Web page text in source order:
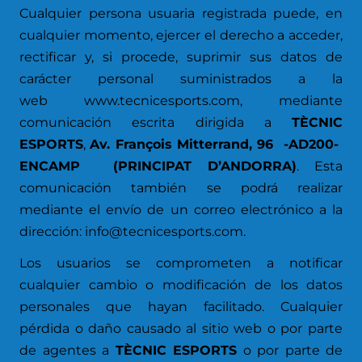
Cualquier persona usuaria registrada puede, en
cualquier momento, ejercer el derecho a acceder,
rectificar y, si procede, suprimir sus datos de
carácter personal suministrados a la
web www.tecnicesports.com, mediante
comunicación escrita dirigida a TÈCNIC
ESPORTS,Av. François Mitterrand, 96 -AD200-
ENCAMP (PRINCIPAT D’ANDORRA). Esta
comunicación también se podrá realizar
mediante el envío de un correo electrónico a la
dirección: info@tecnicesports.com.
Los usuarios se comprometen a notificar
cualquier cambio o modificación de los datos
personales que hayan facilitado. Cualquier
pérdida o daño causado al sitio web o por parte
de agentes a TÈCNIC ESPORTS o por parte de